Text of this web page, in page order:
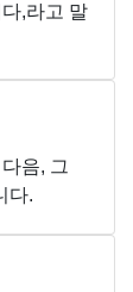
,라고 말
음, 그
다.